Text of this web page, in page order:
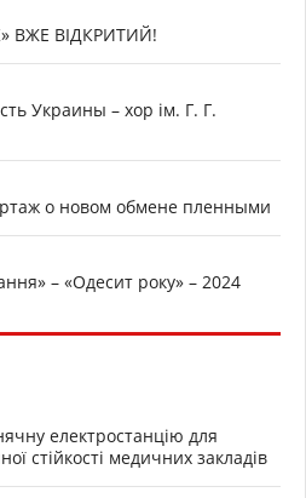
ВЖЕ ВІДКРИТИЙ!
Украины – хор ім. Г. Г.
о новом обмене пленными
– «Одесит року» – 2024
електростанцію для
стійкості медичних закладів